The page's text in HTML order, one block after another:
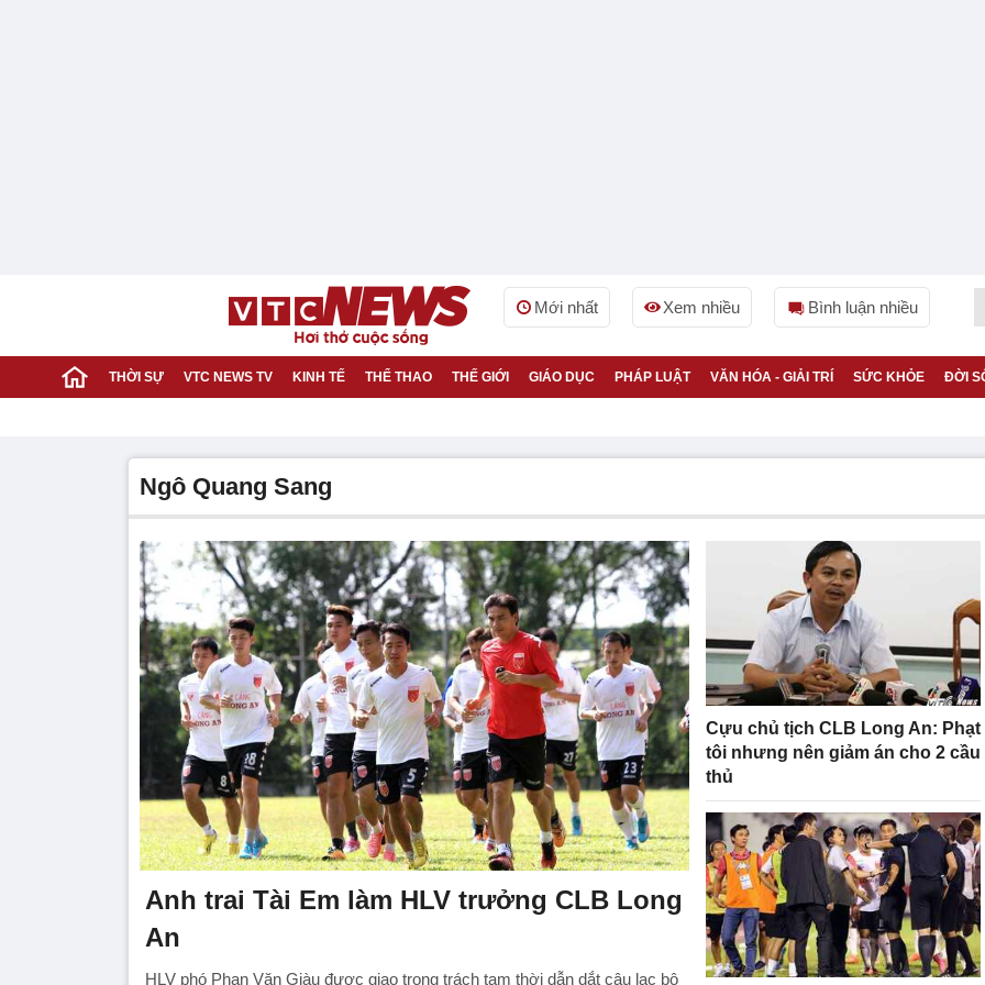
Mới nhất Xem nhiều Bình luận nhiều
THỜI SỰ VTC NEWS TV KINH TẾ THỂ THAO THẾ GIỚI GIÁO DỤC PHÁP LUẬT VĂN HÓA - GIẢI TRÍ SỨC KHỎE ĐỜI
Ngô Quang Sang
Anh trai Tài Em làm HLV trưởng CLB Long
An
HLV phó Phan Văn Giàu được giao trọng trách tạm thời dẫn dắt câu lạc bộ
Cựu chủ tịch CLB Long An: Phạt
tôi nhưng nên giảm án cho 2 cầu
thủ